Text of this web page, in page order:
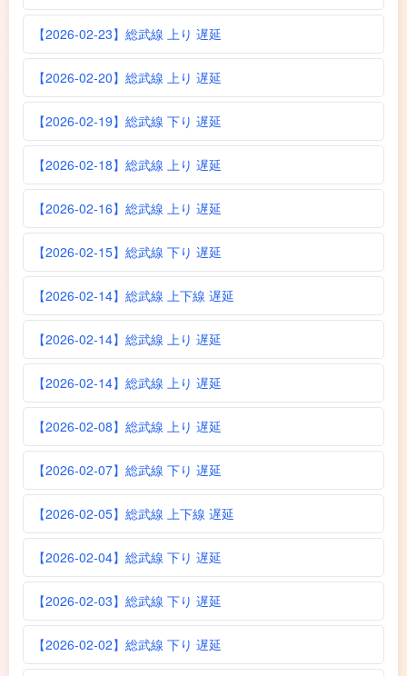
【2026-02-23】総武線 上り 遅延
【2026-02-20】総武線 上り 遅延
【2026-02-19】総武線 下り 遅延
【2026-02-18】総武線 上り 遅延
【2026-02-16】総武線 上り 遅延
【2026-02-15】総武線 下り 遅延
【2026-02-14】総武線 上下線 遅延
【2026-02-14】総武線 上り 遅延
【2026-02-14】総武線 上り 遅延
【2026-02-08】総武線 上り 遅延
【2026-02-07】総武線 下り 遅延
【2026-02-05】総武線 上下線 遅延
【2026-02-04】総武線 下り 遅延
【2026-02-03】総武線 下り 遅延
【2026-02-02】総武線 下り 遅延